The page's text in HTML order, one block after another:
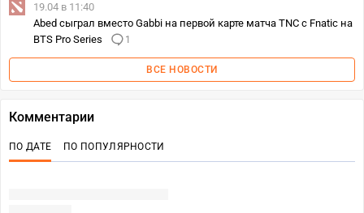
19.04 в 11:40
Abed сыграл вместо Gabbi на первой карте матча TNC с Fnatic на
BTS Pro Series
1
ВСЕ НОВОСТИ
Комментарии
ПО ДАТЕ ПО ПОПУЛЯРНОСТИ